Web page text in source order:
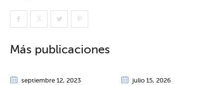
Más publicaciones
septiembre 12, 2023 julio 15, 2026